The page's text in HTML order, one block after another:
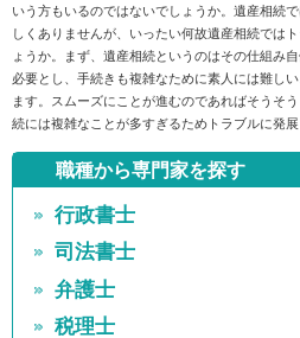
いう方もいるのではないでしょうか。遺産相続
しくありませんが、いったい何故遺産相続では
ょうか。まず、遺産相続というのはその仕組み
必要とし、手続きも複雑なために素人には難し
ます。スムーズにことが進むのであればそうそ
続には複雑なことが多すぎるためトラブルに発
職種から専門家を探す
行政書士
司法書士
弁護士
税理士